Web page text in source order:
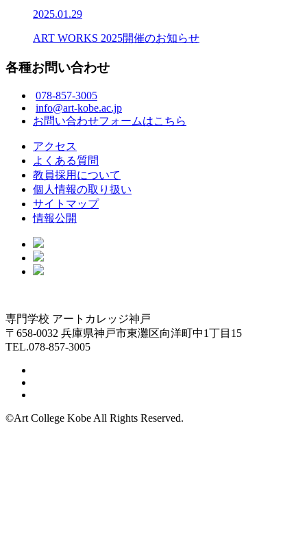
2025.01.29
ART WORKS 2025開催のお知らせ
各種お問い合わせ
078-857-3005
info@art-kobe.ac.jp
お問い合わせフォームはこちら
アクセス
よくある質問
教員採用について
個人情報の取り扱い
サイトマップ
情報公開
専門学校 アートカレッジ神戸
〒658-0032 兵庫県神戸市東灘区向洋町中1丁目15
TEL.078-857-3005
©Art College Kobe All Rights Reserved.